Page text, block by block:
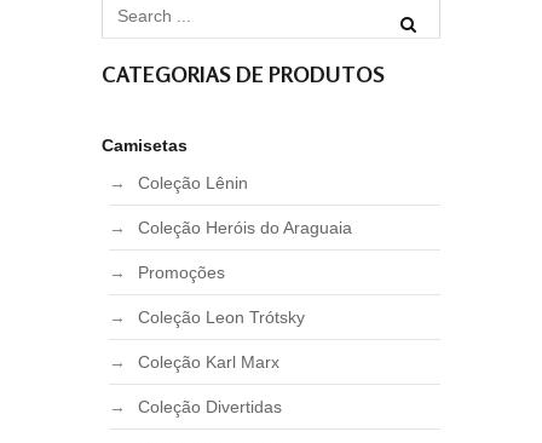
CATEGORIAS DE PRODUTOS
Camisetas
Coleção Lênin
Coleção Heróis do Araguaia
Promoções
Coleção Leon Trótsky
Coleção Karl Marx
Coleção Divertidas